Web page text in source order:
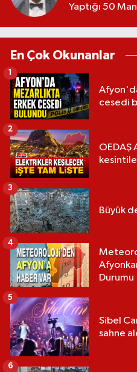
Yaptığı 50
En Çok Okunanlar
cesedi
1
OEDAŞ
2
Büyük
3
Durumu
4
Sibel
sahne
5
6